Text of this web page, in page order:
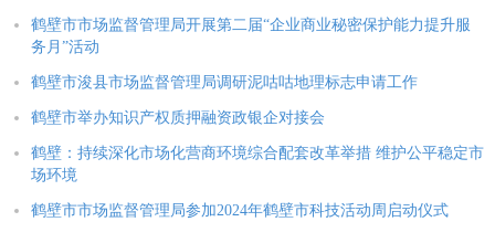
鹤壁市市场监督管理局开展第二届“企业商业秘密保护能力提升服
务月”活动
鹤壁市浚县市场监督管理局调研泥咕咕地理标志申请工作
鹤壁市举办知识产权质押融资政银企对接会
鹤壁：持续深化市场化营商环境综合配套改革举措 维护公平稳定市
场环境
鹤壁市市场监督管理局参加2024年鹤壁市科技活动周启动仪式